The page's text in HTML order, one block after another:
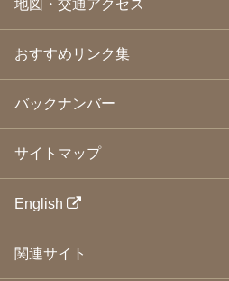
2008年9月(24)
2008年8月(24)
2008年7月
(23)
2008年6月(23)
2008年5月(21)
2008年4月(22)
2008年1月 (23)
2007年12月(26)
2007年11月
2007年10月
2007年9月(23)
2007年8月
地図・交通アクセス
おすすめリンク集
バックナンバー
サイトマップ
English
関連サイト